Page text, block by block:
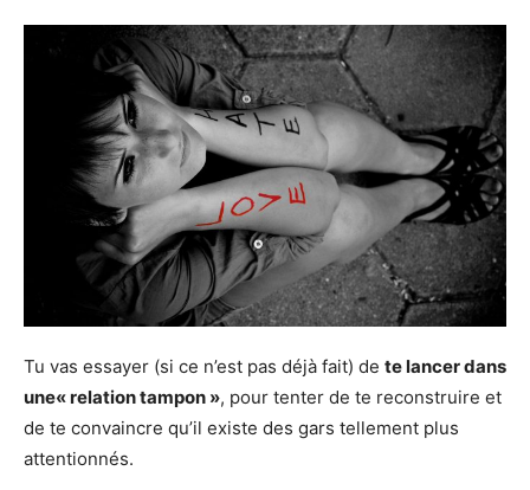
Tu vas essayer (si ce n’est pas déjà fait) de te lancer dans
une« relation tampon », pour tenter de te reconstruire et
de te convaincre qu’il existe des gars tellement plus
attentionnés.